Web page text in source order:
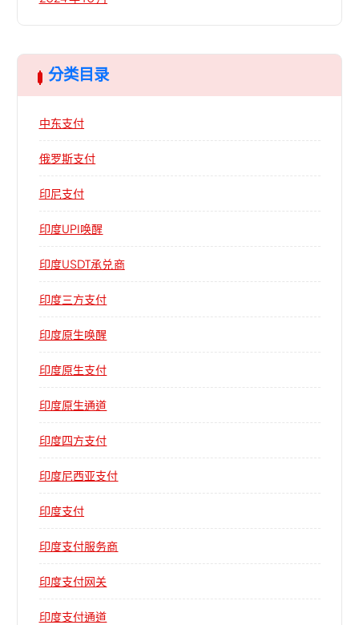
分类目录
中东支付
俄罗斯支付
印尼支付
印度UPI唤醒
印度USDT承兑商
印度三方支付
印度原生唤醒
印度原生支付
印度原生通道
印度四方支付
印度尼西亚支付
印度支付
印度支付服务商
印度支付网关
印度支付通道